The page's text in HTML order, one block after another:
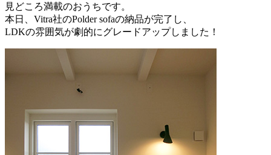
見どころ満載のおうちです。
本日、Vitra社のPolder sofaの納品が完了し、
LDKの雰囲気が劇的にグレードアップしました！